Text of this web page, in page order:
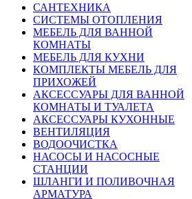
САНТЕХНИКА
СИСТЕМЫ ОТОПЛЕНИЯ
МЕБЕЛЬ ДЛЯ ВАННОЙ
КОМНАТЫ
МЕБЕЛЬ ДЛЯ КУХНИ
КОМПЛЕКТЫ МЕБЕЛЬ ДЛЯ
ПРИХОЖЕЙ
АКСЕССУАРЫ ДЛЯ ВАННОЙ
КОМНАТЫ И ТУАЛЕТА
АКСЕССУАРЫ КУХОННЫЕ
ВЕНТИЛЯЦИЯ
ВОДООЧИСТКА
НАСОСЫ И НАСОСНЫЕ
СТАНЦИИ
ШЛАНГИ И ПОЛИВОЧНАЯ
АРМАТУРА